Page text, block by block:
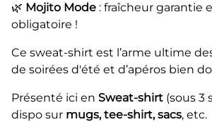
🌿 Mojito Mode : fraîcheur garantie
obligatoire !
Ce sweat-shirt est l’arme ultime
de soirées d'été et d’apéros bien
Présenté ici en Sweat-shirt (sous 3
dispo sur mugs, tee-shirt, sacs, etc.